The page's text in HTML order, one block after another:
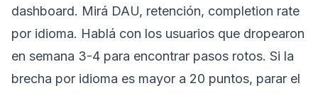
dashboard. Mirá DAU, retención, completion rate
por idioma. Hablá con los usuarios que dropearon
en semana 3-4 para encontrar pasos rotos. Si la
brecha por idioma es mayor a 20 puntos, parar el